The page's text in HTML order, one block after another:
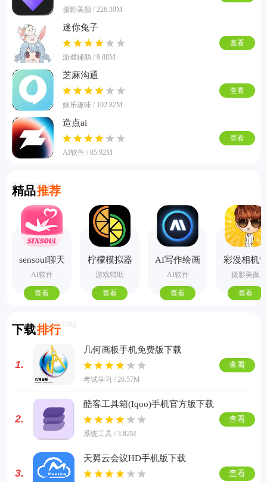
摄影美颜 / 226.39M
迷你兔子
游戏辅助 / 9.88M
查看
芝麻沟通
娱乐趣味 / 102.82M
查看
造点ai
AI软件 / 85.92M
查看
精品推荐
Recommend
sensoul聊天
AI软件
查看
柠檬模拟器
手机版
游戏辅助
查看
AI写作绘画
视频PPT助
手
AI软件
查看
彩漫相机
业版
摄影美颜
查看
下载排行
Download Ranking
1.
几何画板手机免费版下载
考试学习 / 20.57M
查看
2.
酷客工具箱(Iqoo)手机官方版下载
系统工具 / 3.82M
查看
3.
天翼云会议HD手机版下载
查看